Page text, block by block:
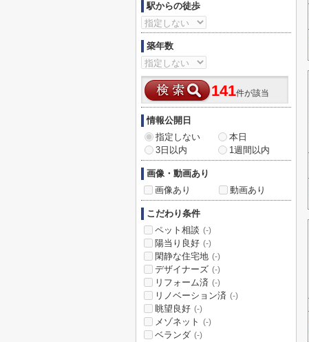
駅からの徒歩
築年数
141件が該当
情報公開日
指定しない
本日
3日以内
1週間以内
画像・動画あり
画像あり
動画あり
こだわり条件
ペット相談 (-)
陽当り良好 (-)
閑静な住宅地 (-)
デザイナーズ (-)
リフォーム済 (-)
リノベーション済 (-)
眺望良好 (-)
メゾネット (-)
ベランダ (-)